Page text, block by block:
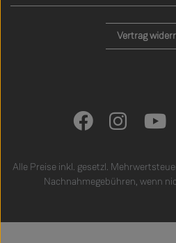
Vertrag
Alle Preise inkl. gesetzl.
Nachnahmegebühren, wenn